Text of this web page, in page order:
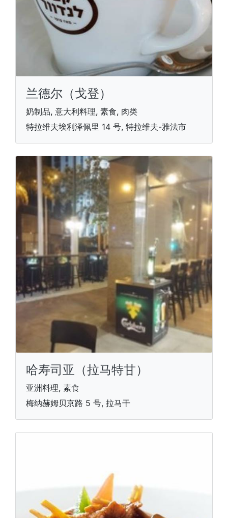
兰德尔（戈登）
奶制品, 意大利料理, 素食, 肉类
特拉维夫埃利泽佩里 14 号, 特拉维夫-雅法市
哈寿司亚（拉马特甘）
亚洲料理, 素食
梅纳赫姆贝京路 5 号, 拉马干